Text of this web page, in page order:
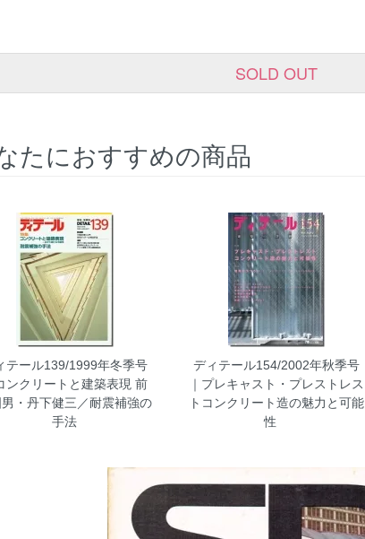
SOLD OUT
たにおすすめの商品
テール139/1999年冬季号
ンクリートと建築表現 前
男・丹下健三／耐震補強の
手法
ディテール154/2002年秋季号
｜プレキャスト・プレストレス
トコンクリート造の魅力と可能
性